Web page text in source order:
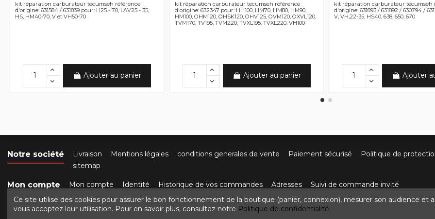
kit réparation carburateur tecumseh référence
d'origine: 631584 / 631839 pour: H25 - 70, LAV25 - 35,
HS, HM40-70, V et VH50-70
Ajouter au panier
kit réparation carburateur tecumseh référence
d'origine: 632347 pour: HH100, HM70, HM80, HM90,
HM100, OHM120, OHSK120, OHV125, OVM120, OXVL120,
TVM170, TV195, TVM220, TVXL195, TVXL220, VH100
Ajouter au panier
kit réparation carburateur tecumseh
d'origine: 631893 / 631892 / 630794 /
V, VH,22-35, HS40, 638, 650, 670
Ajouter
Notre société Livraison Mentions légales conditions generales de vente Paiement sécurisé Politique de
sitemap
Mon compte Mon compte Identité Historique de vos commandes Adresses Suivi de commande invité
Contactez-nous Crocbois-motoculture.com 50 route de Villefort 48800 Pied-de-Borne
Ce site utilise des cookies pour assurer le bon fonctionnement de la boutique (panier, connexion), mesurer son audience
vous acceptez leur utilisation. Pour en savoir plus, consultez notre Politique de confidentialité.